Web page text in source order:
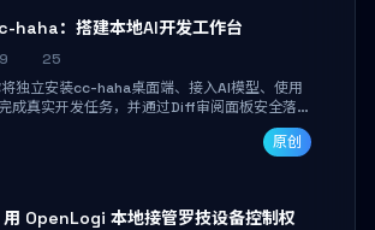
haha：搭建本地AI开发工作台
25
独立安装cc-haha桌面端、接入AI模型、使用
成真实开发任务，并通过Diff审阅面板安全落地
终端黑盒操作，让AI在沙箱环境中工作，你只
原创
OpenLogi 本地接管罗技设备控制权